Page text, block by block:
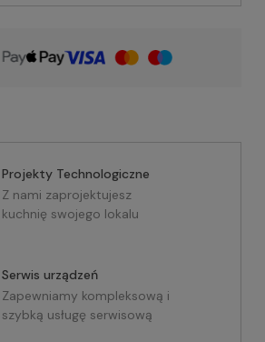
Projekty Technologiczne
Z nami zaprojektujesz
kuchnię swojego lokalu
Serwis urządzeń
Zapewniamy kompleksową i
szybką usługę serwisową